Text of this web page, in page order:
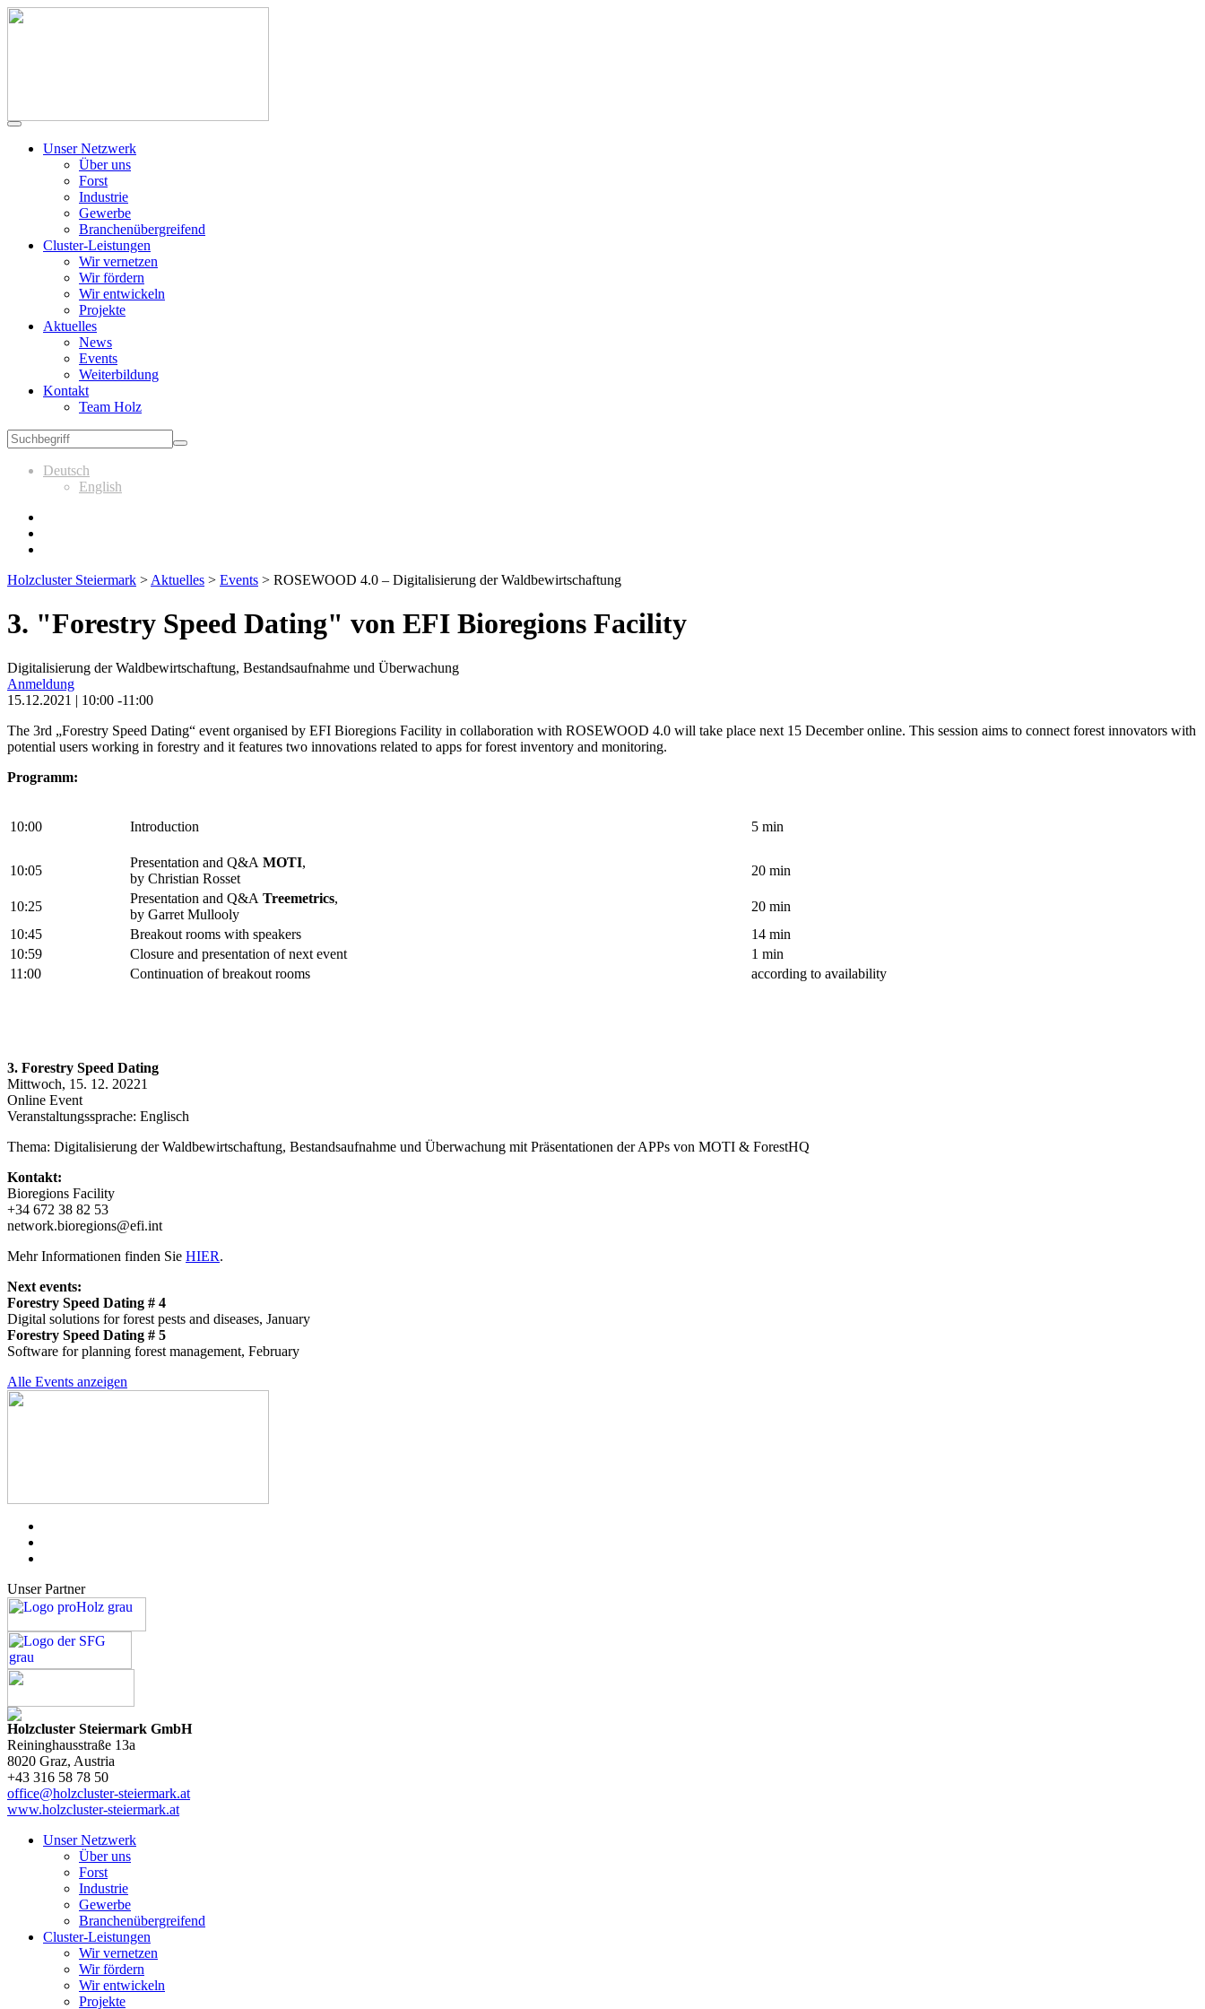
Unser Netzwerk
Über uns
Forst
Industrie
Gewerbe
Branchenübergreifend
Cluster-Leistungen
Wir vernetzen
Wir fördern
Wir entwickeln
Projekte
Aktuelles
News
Events
Weiterbildung
Kontakt
Team Holz
Deutsch
English
Holzcluster Steiermark > Aktuelles > Events > ROSEWOOD 4.0 – Digitalisierung der Waldbewirtschaftung
3. "Forestry Speed Dating" von EFI Bioregions Facility
Digitalisierung der Waldbewirtschaftung, Bestandsaufnahme und Überwachung
Anmeldung
15.12.2021 | 10:00 -11:00
The 3rd „Forestry Speed Dating“ event organised by EFI Bioregions Facility in collaboration with ROSEWOOD 4.0 will take place next 15 December online. This session aims to connect forest innovators with
potential users working in forestry and it features two innovations related to apps for forest inventory and monitoring.
Programm:
10:00 Introduction 5 min
10:05
Presentation and Q&A MOTI,
by Christian Rosset
20 min
10:25
Presentation and Q&A Treemetrics,
by Garret Mullooly
20 min
10:45
Breakout rooms with speakers
14 min
10:59
Closure and presentation of next event
1 min
11:00
Continuation of breakout rooms according to availability
3. Forestry Speed Dating
Mittwoch, 15. 12. 20221
Online Event
Veranstaltungssprache: Englisch
Thema: Digitalisierung der Waldbewirtschaftung, Bestandsaufnahme und Überwachung mit Präsentationen der APPs von MOTI & ForestHQ
Kontakt:
Bioregions Facility
+34 672 38 82 53
network.bioregions@efi.int
Mehr Informationen finden Sie HIER.
Next events:
Forestry Speed Dating # 4
Digital solutions for forest pests and diseases, January
Forestry Speed Dating # 5
Software for planning forest management, February
Alle Events anzeigen
Unser Partner
Holzcluster Steiermark GmbH
Reininghausstraße 13a
8020 Graz, Austria
+43 316 58 78 50
office@holzcluster-steiermark.at
www.holzcluster-steiermark.at
Unser Netzwerk
Über uns
Forst
Industrie
Gewerbe
Branchenübergreifend
Cluster-Leistungen
Wir vernetzen
Wir fördern
Wir entwickeln
Projekte